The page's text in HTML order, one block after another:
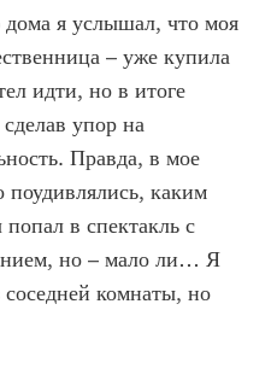
я услышал, что моя
– уже купила
идти, но в итоге
упор на
Правда, в мое
поудивлялись, каким
в спектакль с
но – мало ли… Я
комнаты, но